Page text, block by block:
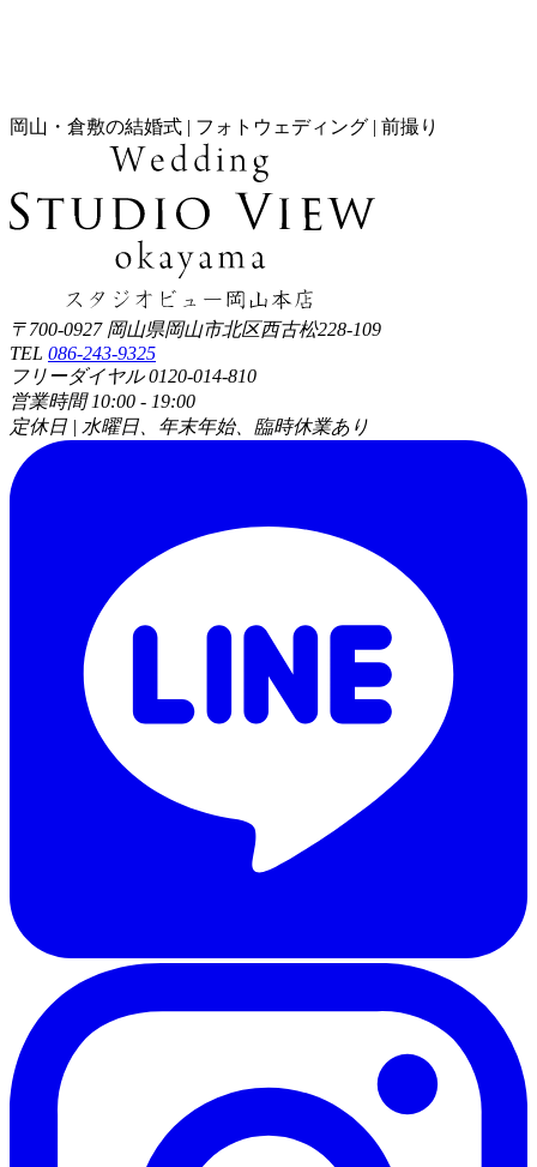
岡山・倉敷の結婚式 | フォトウェディング | 前撮り
〒700-0927 岡山県岡山市北区西古松228-109
TEL 086-243-9325
フリーダイヤル 0120-014-810
営業時間 10:00 - 19:00
定休日 | 水曜日、年末年始、臨時休業あり